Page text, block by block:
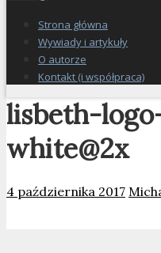
Strona główna
Wywiady i artykuły
O autorze
Kontakt (i współpraca)
lisbeth-
white@2x
4 października 2017